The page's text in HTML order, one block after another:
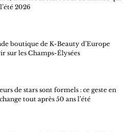
2026
boutique de K-Beauty d’Europe
sur les Champs-Élysées
de stars sont formels : ce geste en
tout après 50 ans l’été